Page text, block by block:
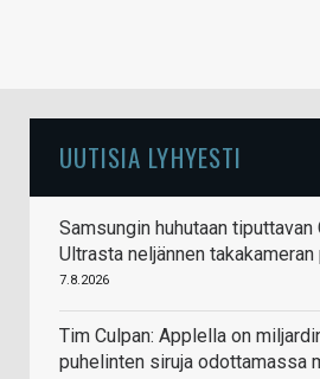
UUTISIA LYHYESTI
Samsungin huhutaan tiputtavan
Ultrasta neljännen
7.8.2026
Tim Culpan: Applella on
puhelinten siruja odottamassa